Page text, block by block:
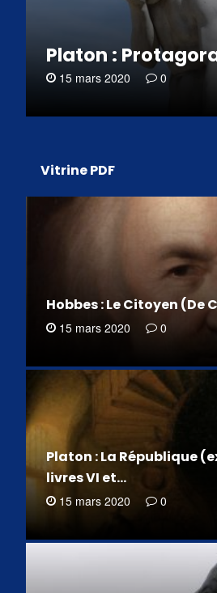
Platon :
15 mars 2020 0
Vitrine PDF
Hobbes : Le Citoyen (De
15 mars 2020 0
Platon : La République
livres VI et…
15 mars 2020 0